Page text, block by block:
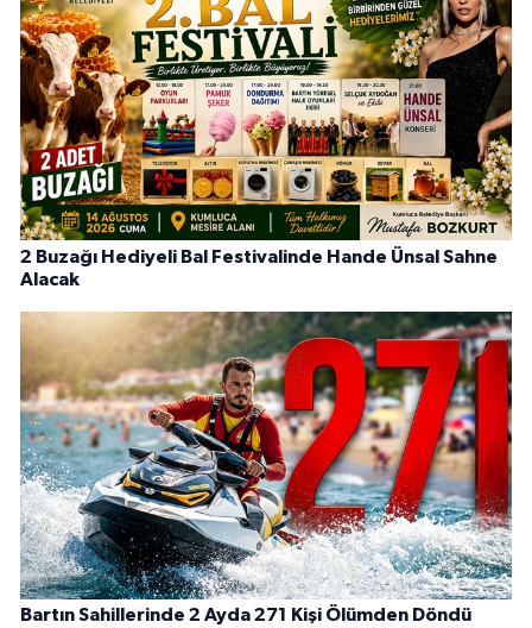
2 Buzağı Hediyeli Bal Festivalinde Hande Ünsal Sahne
Alacak
Bartın Sahillerinde 2 Ayda 271 Kişi Ölümden Döndü